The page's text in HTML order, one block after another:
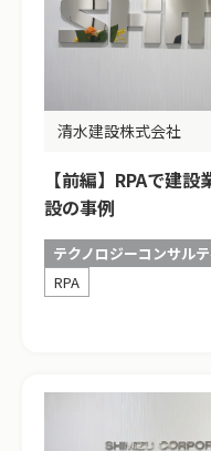
清水建設株式会社
【前編】RPAで建設
設の事例
テクノロジーコンサル
RPA